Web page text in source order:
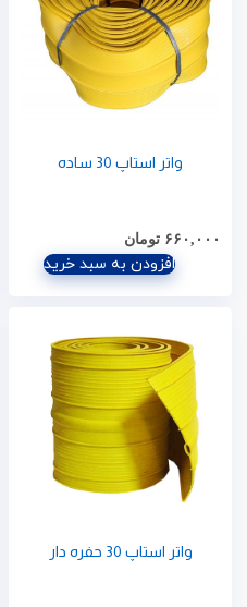
واتر استاپ 30 ساده
۶۶۰,۰۰۰ تومان
افزودن به سبد خرید
واتر استاپ 30 حفره دار